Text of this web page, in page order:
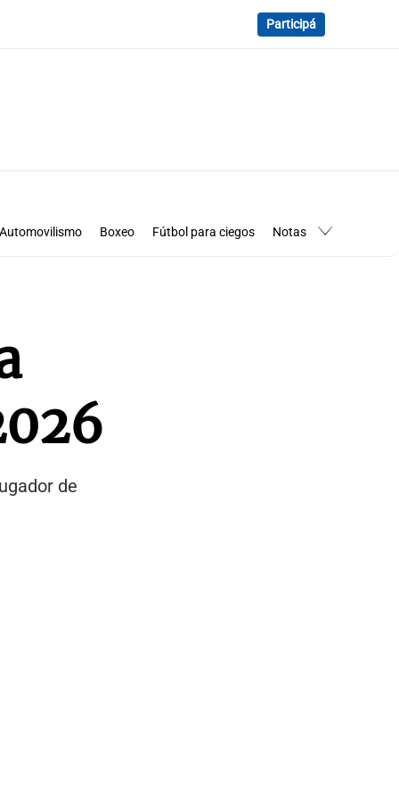
Participá
Automovilismo Boxeo Fútbol para ciegos
Notas
de